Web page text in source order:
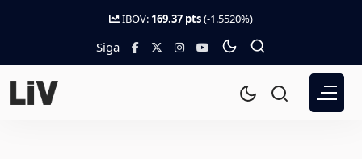
IBOV: 169.37 pts(-1.5520%)
Siga